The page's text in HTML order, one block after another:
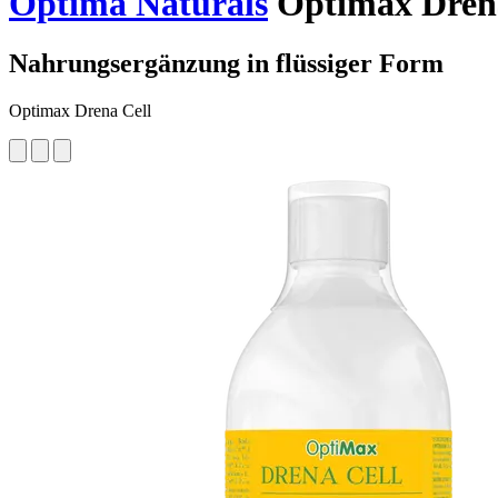
Nahrungsergänzung in flüssiger Form
Optimax Drena Cell